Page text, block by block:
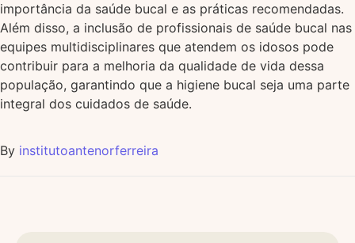
importância da saúde bucal e as práticas recomendadas.
Além disso, a inclusão de profissionais de saúde bucal nas
equipes multidisciplinares que atendem os idosos pode
contribuir para a melhoria da qualidade de vida dessa
população, garantindo que a higiene bucal seja uma parte
integral dos cuidados de saúde.
By institutoantenorferreira